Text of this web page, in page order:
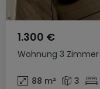
Wohnung 3 Zimmer
1.300 €
88 m² 3